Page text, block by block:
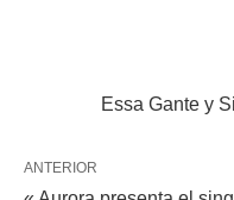
Essa Gante y
ANTERIOR